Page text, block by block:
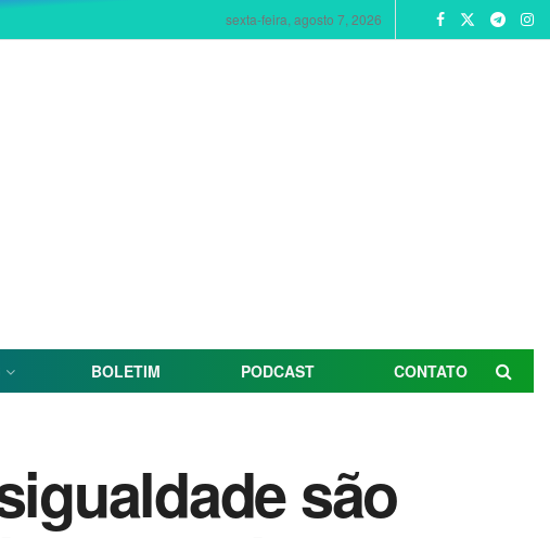
sexta-feira, agosto 7, 2026
BOLETIM PODCAST CONTATO
são